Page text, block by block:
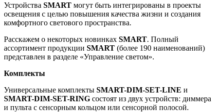
Устройства SMART могут быть интегрированы в проекты
освещения с целью повышения качества жизни и создания
комфортного светового пространства.
Расскажем о некоторых новинках SMART. Полный
ассортимент продукции SMART (более 190 наименований)
представлен в разделе «Управление светом».
Комплекты
Универсальные комплекты SMART-DIM-SET-LINE и
SMART-DIM-SET-RING состоят из двух устройств: диммера
и пульта с сенсорным кольцом или сенсорной полосой.